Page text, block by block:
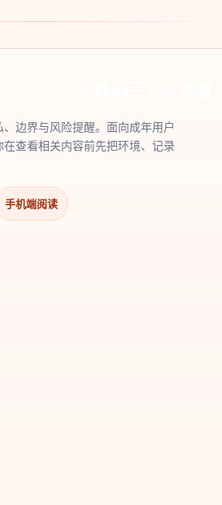
边界与风险提醒。面向成年用户
查看相关内容前先把环境、记录
手机端阅读